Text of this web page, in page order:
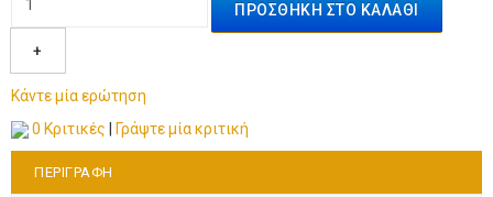
+
ΠΡΟΣΘΉΚΗ ΣΤΟ ΚΑΛΆΘΙ
Κάντε μία ερώτηση
0 Κριτικές
Γράψτε μία κριτική
ΠΕΡΙΓΡΑΦΉ